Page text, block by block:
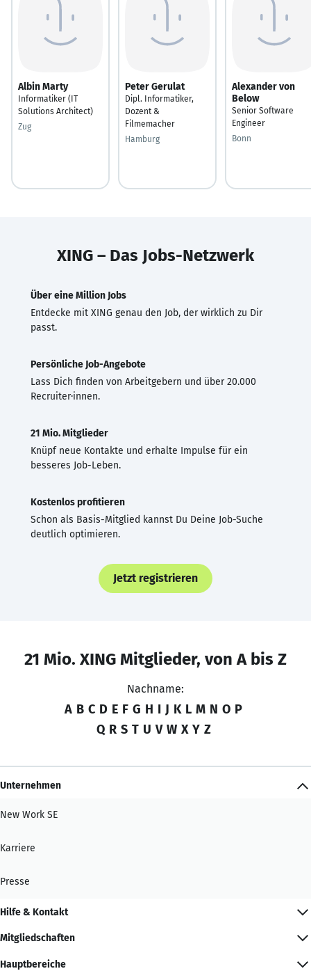
Albin Marty
Informatiker (IT
Solutions Architect)
Zug
Peter Gerulat
Dipl. Informatiker,
Dozent &
Filmemacher
Hamburg
Alexander von
Below
Senior Software
Engineer
Bonn
XING – Das Jobs-Netzwerk
Über eine Million Jobs
Entdecke mit XING genau den Job, der wirklich zu Dir
passt.
Persönliche Job-Angebote
Lass Dich finden von Arbeitgebern und über 20.000
Recruiter·innen.
21 Mio. Mitglieder
Knüpf neue Kontakte und erhalte Impulse für ein
besseres Job-Leben.
Kostenlos profitieren
Schon als Basis-Mitglied kannst Du Deine Job-Suche
deutlich optimieren.
Jetzt registrieren
21 Mio. XING Mitglieder, von A bis Z
Nachname:
A B C D E F G H I J K L M N O P
Q R S T U V W X Y Z
Unternehmen
New Work SE
Karriere
Presse
Hilfe & Kontakt
Mitgliedschaften
Hauptbereiche